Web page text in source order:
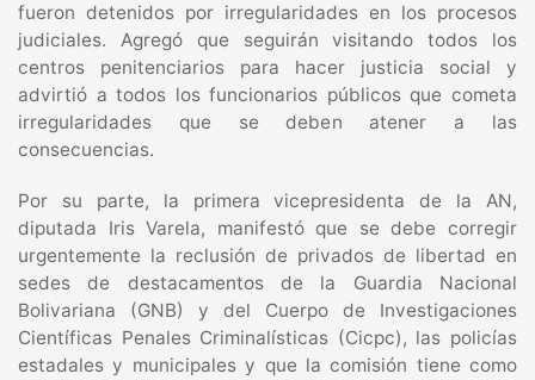
fueron detenidos por irregularidades en los procesos
judiciales. Agregó que seguirán visitando todos los
centros penitenciarios para hacer justicia social y
advirtió a todos los funcionarios públicos que cometa
irregularidades que se deben atener a las
consecuencias.
Por su parte, la primera vicepresidenta de la AN,
diputada Iris Varela, manifestó que se debe corregir
urgentemente la reclusión de privados de libertad en
sedes de destacamentos de la Guardia Nacional
Bolivariana (GNB) y del Cuerpo de Investigaciones
Científicas Penales Criminalísticas (Cicpc), las policías
estadales y municipales y que la comisión tiene como